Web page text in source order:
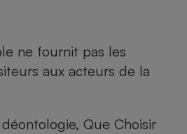
ne fournit pas les
aux acteurs de la
Que Choisir